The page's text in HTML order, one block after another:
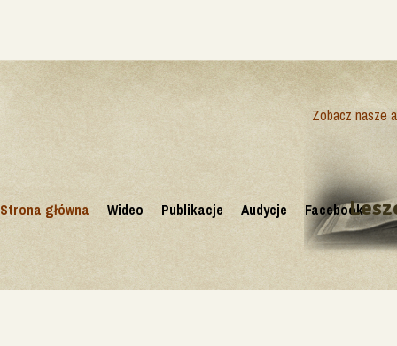
Strona główna Wideo Publikacje Audycje Facebook
Zobacz nasze